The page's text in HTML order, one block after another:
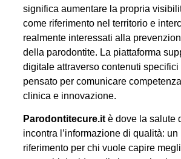
significa aumentare la propria
come riferimento nel territorio e
realmente interessati alla
della parodontite. La piattaforma
digitale attraverso contenuti
pensato per comunicare
clinica e innovazione.
Parodontitecure.it è dove la salute
incontra l’informazione di qualità: un
riferimento per chi vuole capire